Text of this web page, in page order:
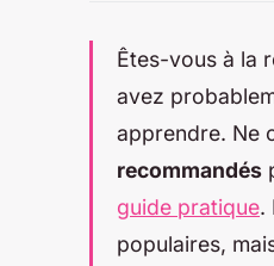
Êtes-vous à la
avez
apprendre. Ne
recommandés
guide pratique.
populaires,